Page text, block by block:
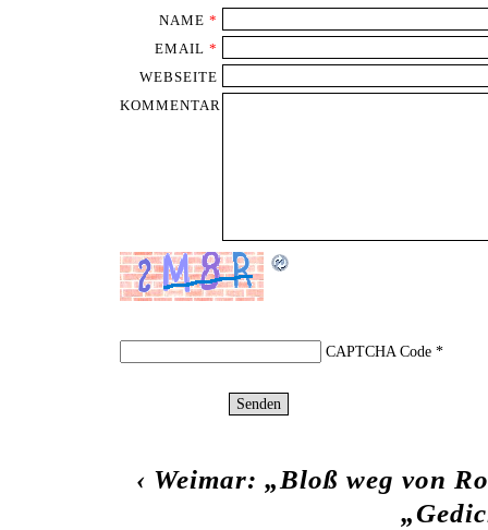
NAME *
EMAIL *
WEBSEITE
KOMMENTAR
CAPTCHA Code*
‹ Weimar: „Bloß weg von